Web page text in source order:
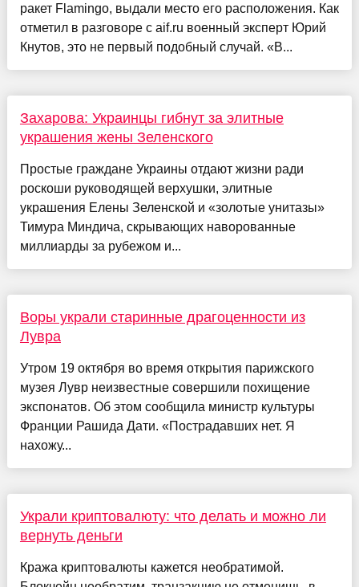
ракет Flamingo, выдали место его расположения. Как
отметил в разговоре с aif.ru военный эксперт Юрий
Кнутов, это не первый подобный случай. «В...
Захарова: Украинцы гибнут за элитные
украшения жены Зеленского
Простые граждане Украины отдают жизни ради
роскоши руководящей верхушки, элитные
украшения Елены Зеленской и «золотые унитазы»
Тимура Миндича, скрывающих наворованные
миллиарды за рубежом и...
Воры украли старинные драгоценности из
Лувра
Утром 19 октября во время открытия парижского
музея Лувр неизвестные совершили похищение
экспонатов. Об этом сообщила министр культуры
Франции Рашида Дати. «Пострадавших нет. Я
нахожу...
Украли криптовалюту: что делать и можно ли
вернуть деньги
Кража криптовалюты кажется необратимой.